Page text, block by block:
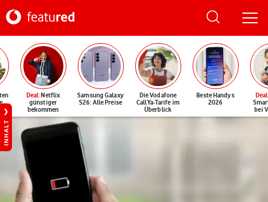
Deal: Netflix
günstiger
bekommen
Samsung Galaxy
S26: Alle Preise
Die Vodafone
CallYa-Tarife im
Überblick
Beste Handys
2026
Deal
bei
INHALT